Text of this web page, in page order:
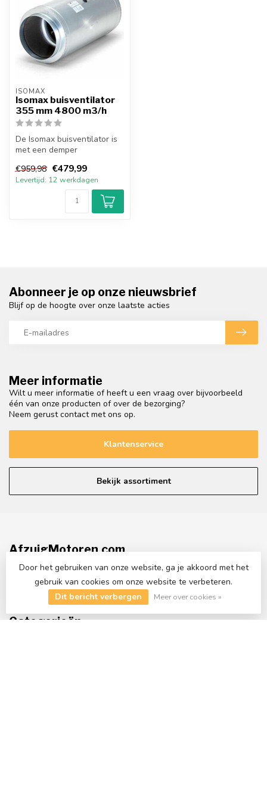
ISOMAX
Isomax buisventilator
355 mm 4800 m3/h
De Isomax buisventilator is
met een demper
behuizing...
€959,98 €479,99
Levertijd: 12 werkdagen
Meer informatie
Wilt u meer informatie of heeft u een vraag over bijvoorbeeld
één van onze producten of over de bezorging?
Neem gerust contact met ons op.
Klantenservice
Bekijk assortiment
Abonneer je op onze nieuwsbrief
Blijf op de hoogte over onze laatste acties
AfzuigMotoren.com
Afzuigmotoren is uw professionele totaalleverancier voor horeca
afzuiging en ventilatie.
info@afzuigmotoren.com
Categorieën
Door het gebruiken van onze website, ga je akkoord met het
gebruik van cookies om onze website te verbeteren.
Dit bericht verbergen
Meer over cookies »